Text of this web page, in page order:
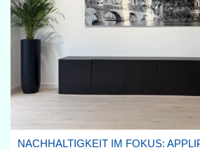
NACHHALTIGKEIT IM FOKUS: